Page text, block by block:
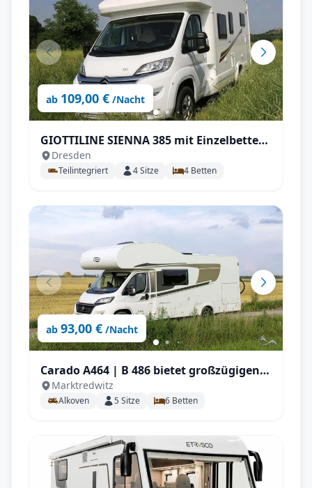
ab 109,00 € /Nacht
GIOTTILINE SIENNA 385 mit Einzelbetten,
Isofix uvm,
Dresden
Teilintegriert 4Sitze 4 Betten
ab 93,00 € /Nacht
Carado A464 | B 486 bietet großzügigen
Platz für 5 Personen , großem
Doppelbett, zusätzlicher Sitzgruppe
Marktredwitz
Alkoven 5Sitze 6 Betten